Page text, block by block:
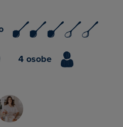
4 osobe